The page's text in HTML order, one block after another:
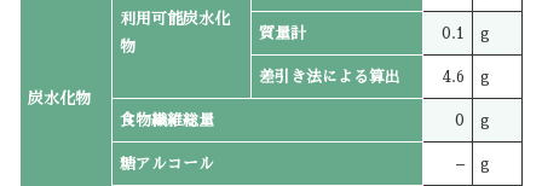
炭水化物
利用可能炭水化
物
質量計 0.1 g
差引き法による算出 4.6 g
食物繊維総量 0 g
糖アルコール – g